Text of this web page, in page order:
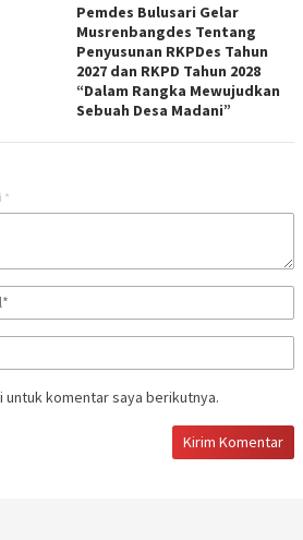
Pemdes Bulusari Gelar
Musrenbangdes Tentang
Penyusunan RKPDes Tahun
2027 dan RKPD Tahun 2028
“Dalam Rangka Mewujudkan
Sebuah Desa Madani”
*
untuk komentar saya berikutnya.